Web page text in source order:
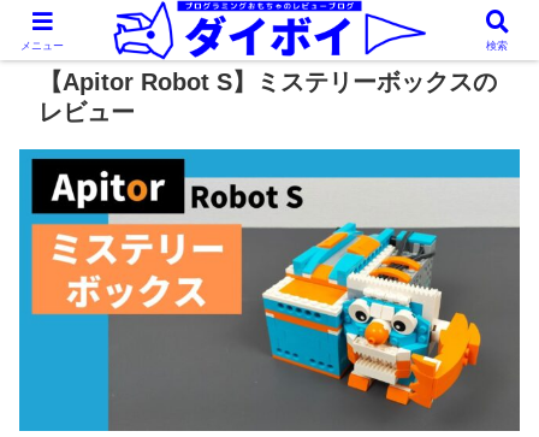
【Apitor Robot S】ミステリーボックスの
レビュー
メニュー 検索